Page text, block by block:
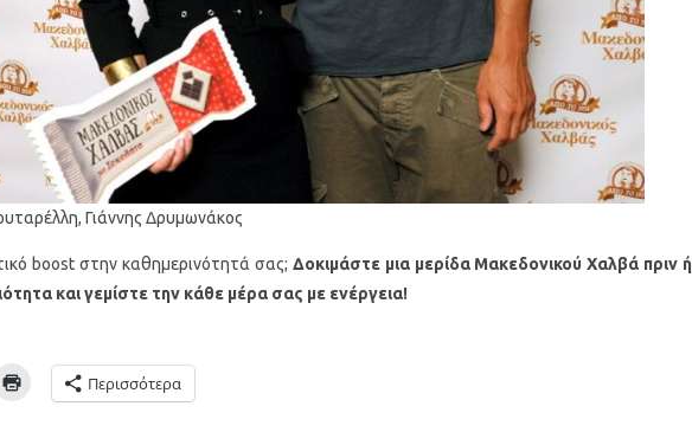
Γιάννης Δρυμωνάκος
boost στην καθημερινότητά σας; Δοκιμάστε μια μερίδα Μακεδονικού Χαλβά πριν ή
και γεμίστε την κάθε μέρα σας με ενέργεια!
Περισσότερα